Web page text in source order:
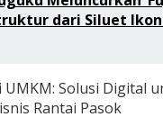
dari Siluet
UMKM: Solusi Digital
Rantai Pasok